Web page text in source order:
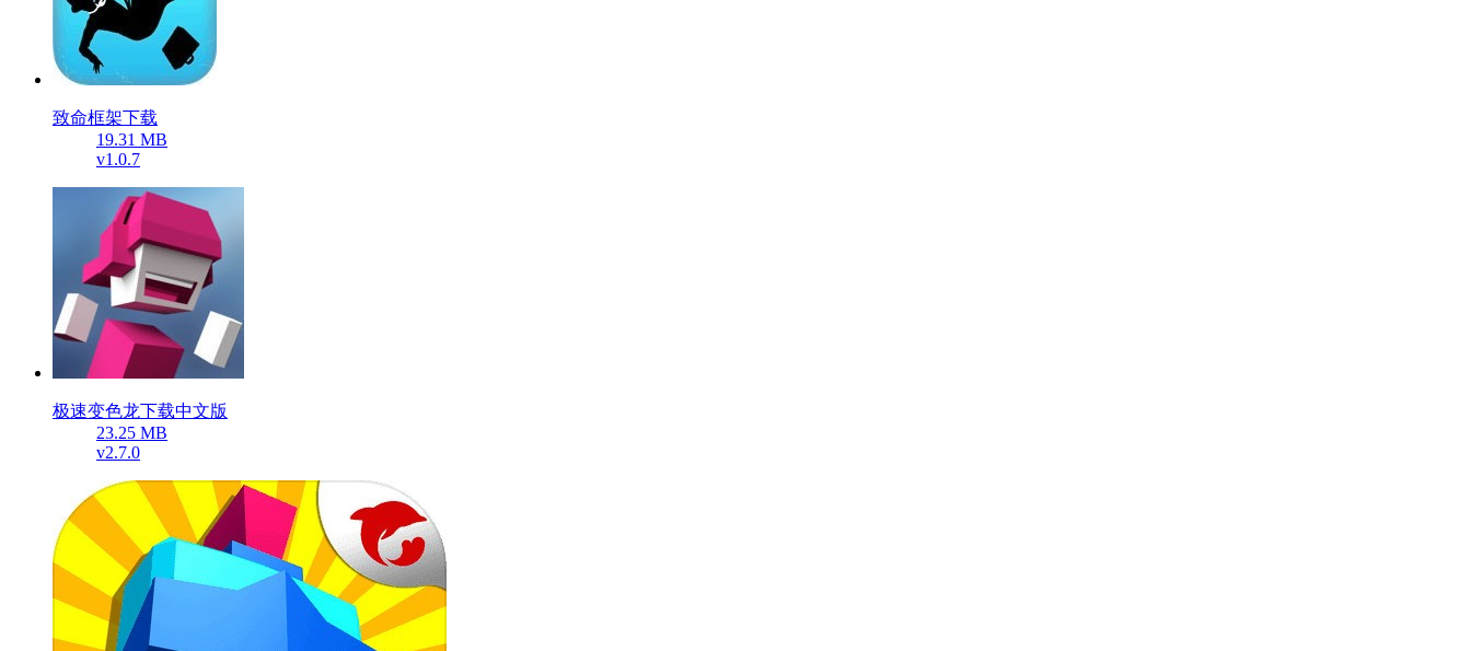
致命框架下载
19.31 MB
v1.0.7
极速变色龙下载中文版
23.25 MB
v2.7.0